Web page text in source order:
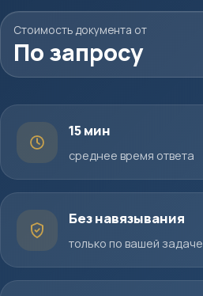
Стоимость документа от
По запросу
15 мин
среднее время ответа
Без навязывания
только по вашей задаче